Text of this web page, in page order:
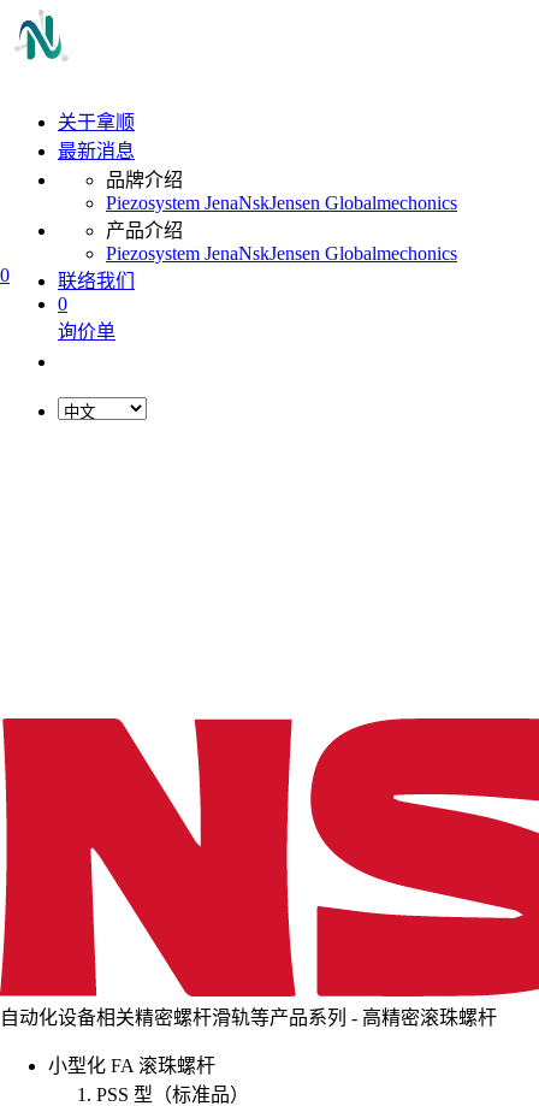
0
关于拿顺
最新消息
品牌介绍
Piezosystem JenaNskJensen Globalmechonics
产品介绍
Piezosystem JenaNskJensen Globalmechonics
联络我们
0
询价单
自动化设备相关精密螺杆滑轨等产品系列 - 高精密滚珠螺杆
小型化 FA 滚珠螺杆
PSS 型（标准品）